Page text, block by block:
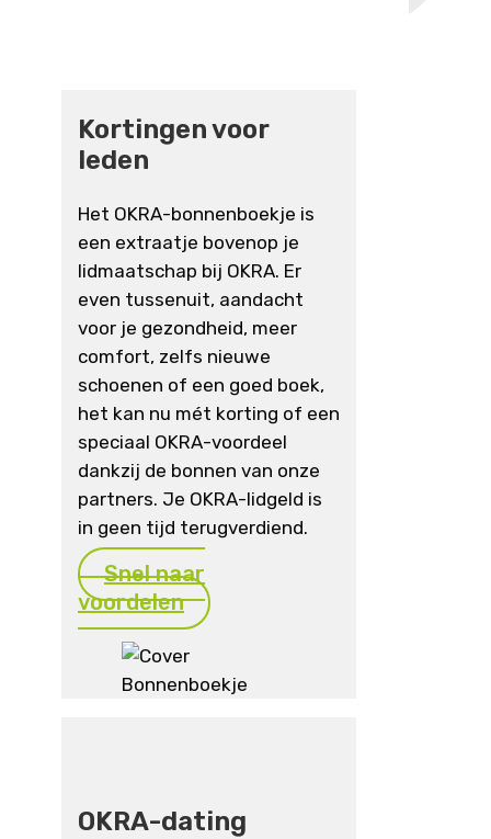
Kortingen voor
leden
Het OKRA-bonnenboekje is
een extraatje bovenop je
lidmaatschap bij OKRA. Er
even tussenuit, aandacht
voor je gezondheid, meer
comfort, zelfs nieuwe
schoenen of een goed boek,
het kan nu mét korting of een
speciaal OKRA-voordeel
dankzij de bonnen van onze
partners. Je OKRA-lidgeld is
in geen tijd terugverdiend.
Snel naar
voordelen
OKRA-dating